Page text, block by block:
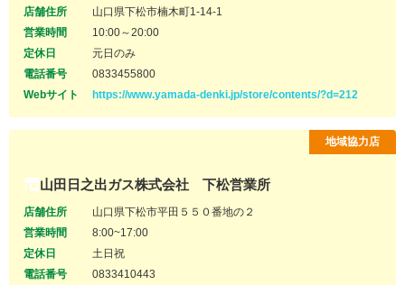
店舗住所
山口県下松市楠木町1-14-1
営業時間
10:00～20:00
定休日
元日のみ
電話番号
0833455800
Webサイト
https://www.yamada-denki.jp/store/contents/?d=212
山田日之出ガス株式会社 下松営業所
店舗住所
山口県下松市平田５５０番地の２
営業時間
8:00~17:00
定休日
土日祝
電話番号
0833410443
地域協力店